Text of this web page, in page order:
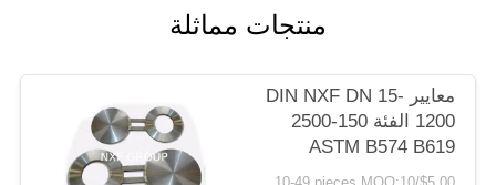
سياسة
الخصوصية
منتجات مماثلة
معايير DIN NXF DN 15-
1200 الفئة 150-2500
ASTM B574 B619
سبيكة C-4/W.NR